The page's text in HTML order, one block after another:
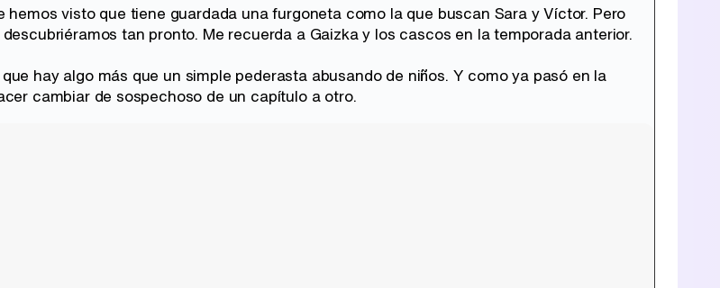
Canción ganadora de Eurovisión 2026: DARA con "Bangaranga" por Bulgaria
hemos visto que tiene guardada una furgoneta como la que buscan Sara y Víctor. Pero
tan pronto. Me recuerda a Gaizka y los cascos en la temporada anterior.
hay algo más que un simple pederasta abusando de niños. Y como ya pasó en la
cambiar de sospechoso de un capítulo a otro.